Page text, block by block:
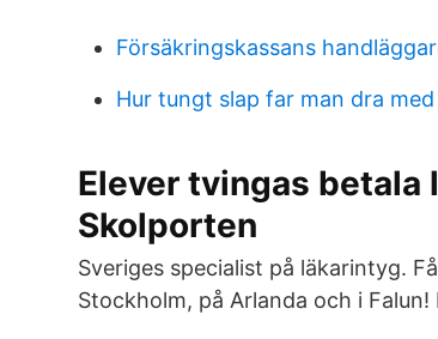
Försäkringskassans
Hur tungt slap far man dra
Elever tvingas
Skolporten
Sveriges specialist på läkarintyg.
Stockholm, på Arlanda och i